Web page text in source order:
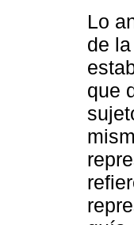
Lo
de
que